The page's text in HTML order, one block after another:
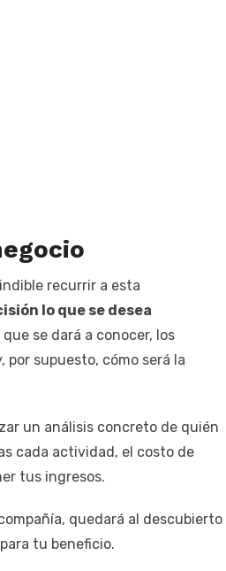
recurrir a esta
lo que se desea
se dará a conocer, los
por supuesto, cómo será la
un análisis concreto de quién
cada actividad, el costo de
tus ingresos.
quedará al descubierto
tu beneficio.